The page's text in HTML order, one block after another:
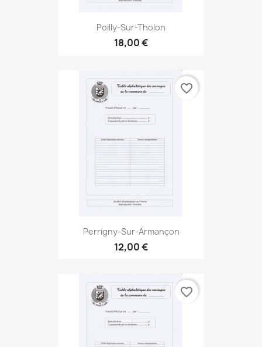
Poilly-Sur-Tholon
18,00 €
Perrigny-Sur-Armançon
12,00 €
favorite_border
favorite_border